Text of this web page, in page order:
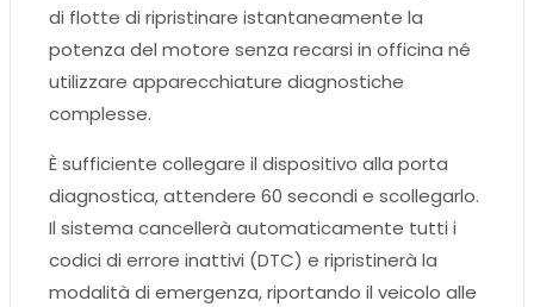
di flotte di ripristinare istantaneamente la
potenza del motore senza recarsi in officina né
utilizzare apparecchiature diagnostiche
complesse.
È sufficiente collegare il dispositivo alla porta
diagnostica, attendere 60 secondi e scollegarlo.
Il sistema cancellerà automaticamente tutti i
codici di errore inattivi (DTC) e ripristinerà la
modalità di emergenza, riportando il veicolo alle